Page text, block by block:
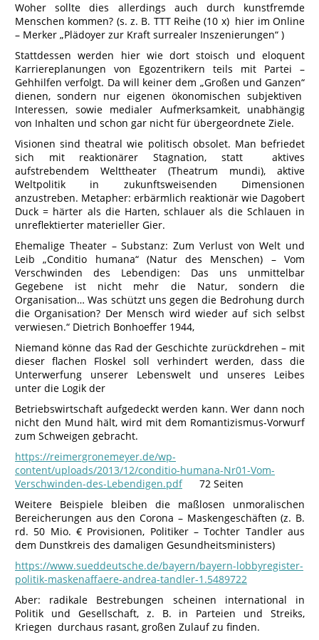
Woher sollte dies allerdings auch durch kunstfremde
Menschen kommen? (s. z. B. TTT Reihe (10 x) hier im Online
– Merker „Plädoyer zur Kraft surrealer Inszenierungen“ )
Stattdessen werden hier wie dort stoisch und eloquent
Karriereplanungen von Egozentrikern teils mit Partei –
Gehhilfen verfolgt. Da will keiner dem „Großen und Ganzen“
dienen, sondern nur eigenen ökonomischen subjektiven
Interessen, sowie medialer Aufmerksamkeit, unabhängig
von Inhalten und schon gar nicht für übergeordnete Ziele.
Visionen sind theatral wie politisch obsolet. Man befriedet
sich mit reaktionärer Stagnation, statt aktives
aufstrebendem Welttheater (Theatrum mundi), aktive
Weltpolitik in zukunftsweisenden Dimensionen
anzustreben. Metapher: erbärmlich reaktionär wie Dagobert
Duck = härter als die Harten, schlauer als die Schlauen in
unreflektierter materieller Gier.
Ehemalige Theater – Substanz: Zum Verlust von Welt und
Leib „Conditio humana“ (Natur des Menschen) – Vom
Verschwinden des Lebendigen: Das uns unmittelbar
Gegebene ist nicht mehr die Natur, sondern die
Organisation… Was schützt uns gegen die Bedrohung durch
die Organisation? Der Mensch wird wieder auf sich selbst
verwiesen.“ Dietrich Bonhoeffer 1944,
Niemand könne das Rad der Geschichte zurückdrehen – mit
dieser flachen Floskel soll verhindert werden, dass die
Unterwerfung unserer Lebenswelt und unseres Leibes
unter die Logik der
Betriebswirtschaft aufgedeckt werden kann. Wer dann noch
nicht den Mund hält, wird mit dem Romantizismus-Vorwurf
zum Schweigen gebracht.
https://reimergronemeyer.de/wp-
content/uploads/2013/12/conditio-humana-Nr01-Vom-
Verschwinden-des-Lebendigen.pdf72 Seiten
Weitere Beispiele bleiben die maßlosen unmoralischen
Bereicherungen aus den Corona – Maskengeschäften (z. B.
rd. 50 Mio. € Provisionen, Politiker – Tochter Tandler aus
dem Dunstkreis des damaligen Gesundheitsministers)
https://www.sueddeutsche.de/bayern/bayern-lobbyregister-
politik-maskenaffaere-andrea-tandler-1.5489722
Aber: radikale Bestrebungen scheinen international in
Politik und Gesellschaft, z. B. in Parteien und Streiks,
Kriegen durchaus rasant, großen Zulauf zu finden.